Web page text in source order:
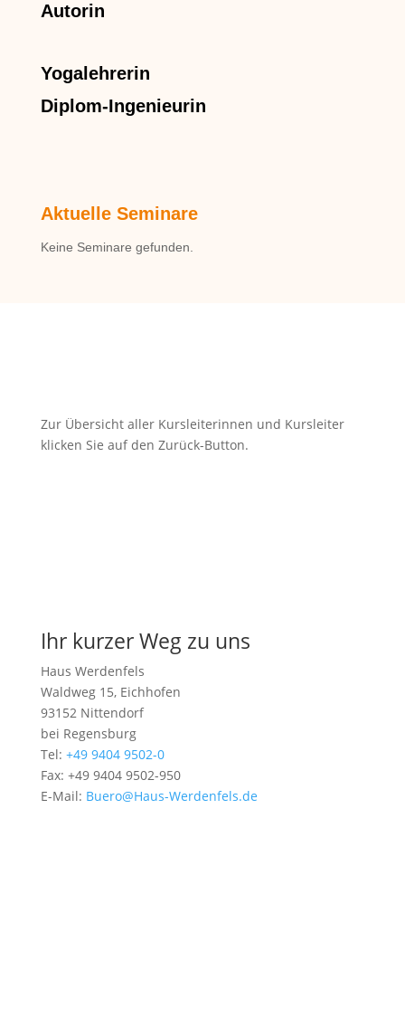
Autorin
Yogalehrerin
Diplom-Ingenieurin
Aktuelle Seminare
Keine Seminare gefunden.
Zur Übersicht aller Kursleiterinnen und Kursleiter
klicken Sie auf den Zurück-Button.
Ihr kurzer Weg zu uns
Haus Werdenfels
Waldweg 15, Eichhofen
93152 Nittendorf
bei Regensburg
Tel: +49 9404 9502-0
Fax: +49 9404 9502-950
E-Mail: Buero@Haus-Werdenfels.de